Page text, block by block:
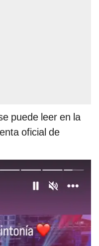
puede leer en la
oficial de